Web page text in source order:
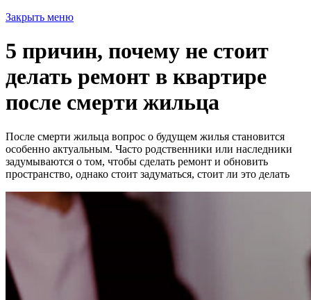
Закрыть меню
5 причин, почему не стоит
делать ремонт в квартире
после смерти жильца
После смерти жильца вопрос о будущем жилья становится
особенно актуальным. Часто родственники или наследники
задумываются о том, чтобы сделать ремонт и обновить
пространство, однако стоит задуматься, стоит ли это делать